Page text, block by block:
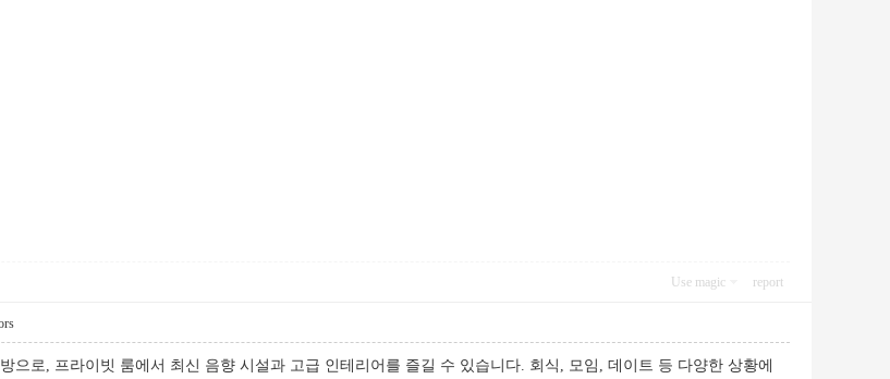
Use magic report
으로, 프라이빗 룸에서 최신 음향 시설과 고급 인테리어를 즐길 수 있습니다. 회식, 모임, 데이트 등 다양한 상황에